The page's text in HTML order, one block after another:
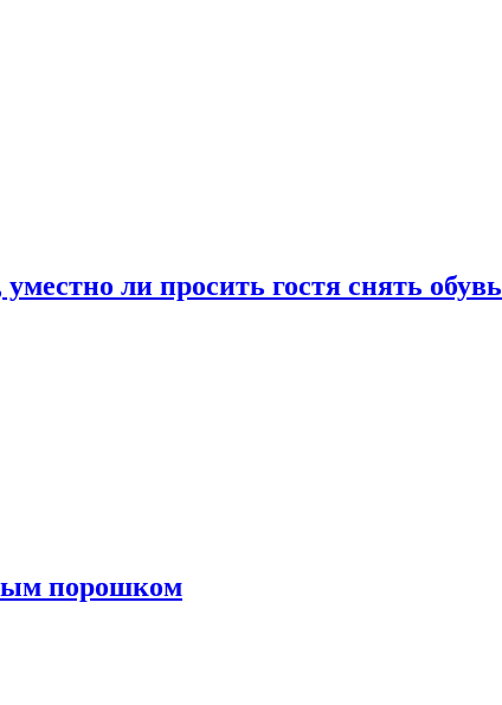
ли просить гостя снять обувь
порошком